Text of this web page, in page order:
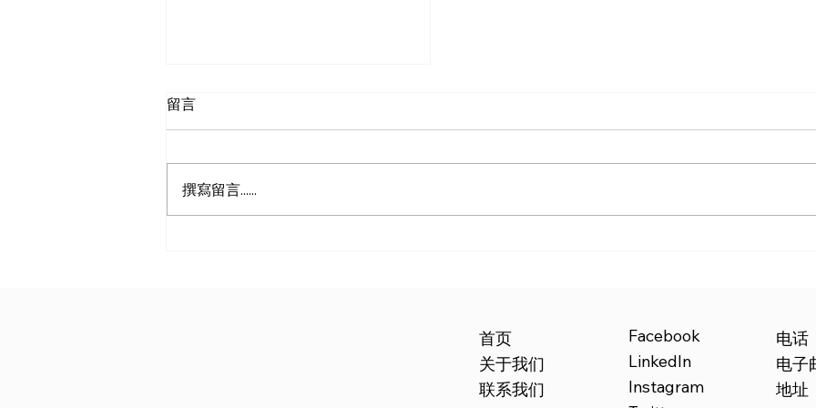
留言
撰寫留言......
电话
电子
地址
首页
关于我们
联系我们
Facebook
LinkedIn
Instagram